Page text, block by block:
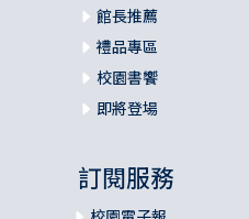
館長推薦
禮品專區
校園書饗
即將登場
訂閱服務